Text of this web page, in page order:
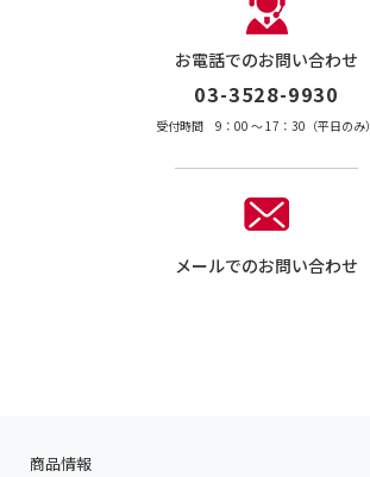
お電話でのお問い合わせ
03-3528-9930
受付時間 9：00 〜 17：30（平日のみ）
メールでのお問い合わせ
商品情報